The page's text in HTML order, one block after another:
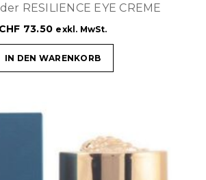
RESILIENCE EYE CREME
CHF 73.50 exkl. MwSt.
IN DEN WARENKORB